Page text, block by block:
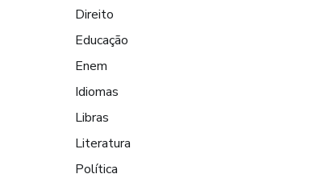
Direito
Educação
Enem
Idiomas
Libras
Literatura
Política